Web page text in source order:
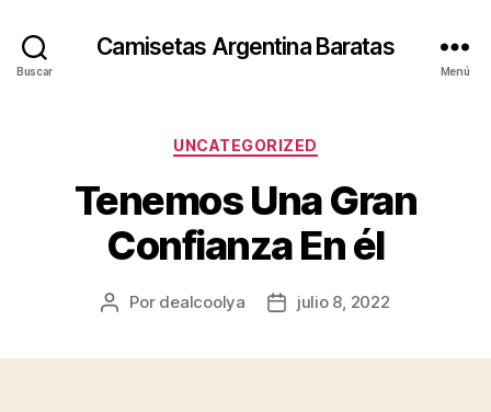
Buscar
Camisetas Argentina Baratas
Menú
Categorías
UNCATEGORIZED
Tenemos Una Gran
Confianza En él
Autor
Por dealcoolya
Fechajulio 8, 2022